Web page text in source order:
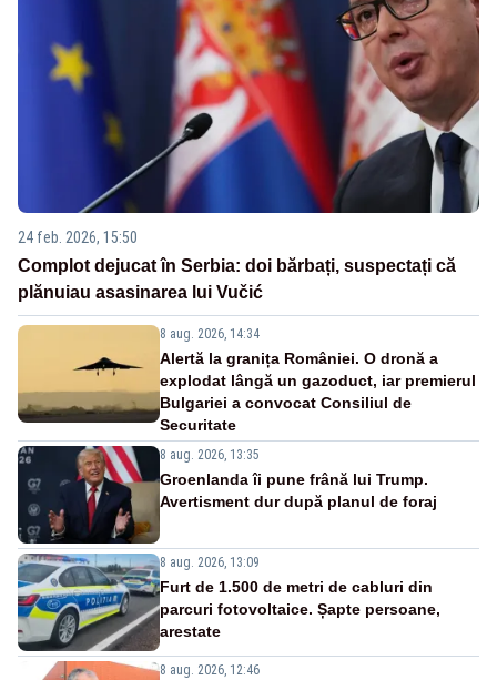
24 feb. 2026, 15:50
Complot dejucat în Serbia: doi bărbați, suspectați că
plănuiau asasinarea lui Vučić
8 aug. 2026, 14:34
Alertă la granița României. O dronă a
explodat lângă un gazoduct, iar premierul
Bulgariei a convocat Consiliul de
Securitate
8 aug. 2026, 13:35
Groenlanda îi pune frână lui Trump.
Avertisment dur după planul de foraj
8 aug. 2026, 13:09
Furt de 1.500 de metri de cabluri din
parcuri fotovoltaice. Șapte persoane,
arestate
8 aug. 2026, 12:46